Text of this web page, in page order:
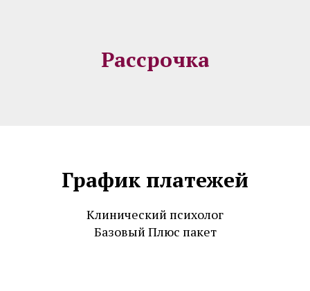
Рассрочка
График платежей
Клинический психолог
Базовый Плюс пакет